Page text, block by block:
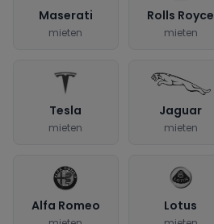
Maserati
mieten
Rolls Royce
mieten
Tesla
mieten
Jaguar
mieten
Alfa Romeo Lotus